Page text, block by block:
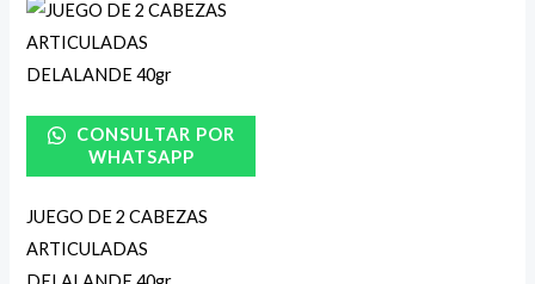
CONSULTAR POR
WHATSAPP
JUEGO DE 2 CABEZAS
ARTICULADAS